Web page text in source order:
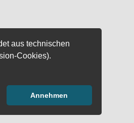
aus technischen
Cookies).
Annehmen